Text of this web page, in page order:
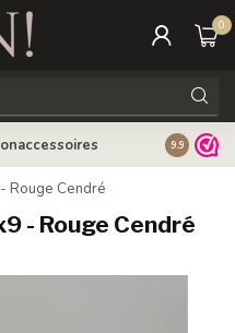
0
9.9
Rouge Cendré
- Rouge Cendré